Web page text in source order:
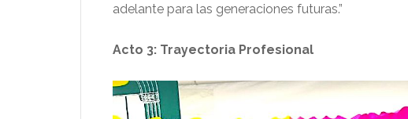
adelante para las generaciones futuras.”
Acto 3: Trayectoria Profesional